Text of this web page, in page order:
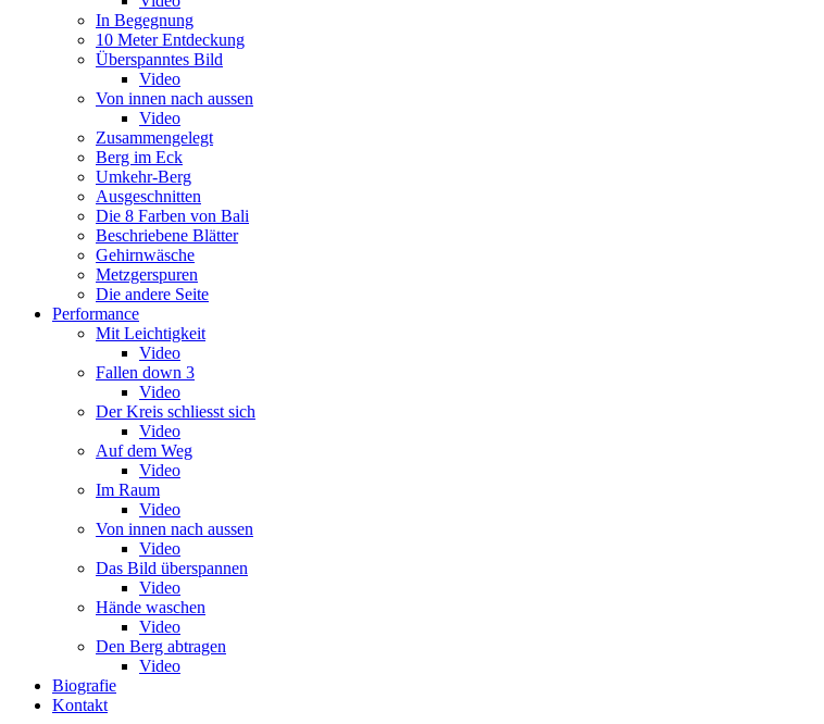
In Begegnung
10 Meter Entdeckung
Überspanntes Bild
Video
Von innen nach aussen
Video
Zusammengelegt
Berg im Eck
Umkehr-Berg
Ausgeschnitten
Die 8 Farben von Bali
Beschriebene Blätter
Gehirnwäsche
Metzgerspuren
Die andere Seite
Performance
Mit Leichtigkeit
Video
Fallen down 3
Video
Der Kreis schliesst sich
Video
Auf dem Weg
Video
Im Raum
Video
Von innen nach aussen
Video
Das Bild überspannen
Video
Hände waschen
Video
Den Berg abtragen
Video
Biografie
Kontakt